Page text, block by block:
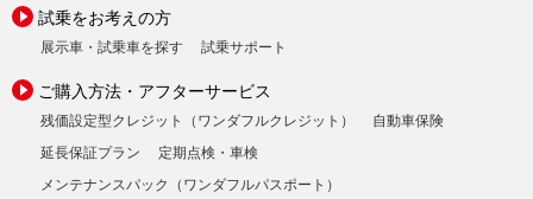
試乗をお考えの方
展示車・試乗車を探す 試乗サポート
ご購入方法・アフターサービス
残価設定型クレジット（ワンダフルクレジット）
自動車保険
延長保証プラン
定期点検・車検
メンテナンスパック（ワンダフルパスポート）